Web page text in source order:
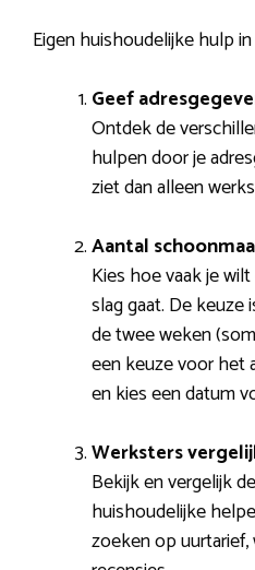
Eigen huishoudelijke hulp
Geef
Ontdek de
hulpen door je
ziet dan alleen
Aantal
Kies hoe vaak je
slag gaat. De
de twee weken
een keuze voor het
en kies een datum
Werksters
Bekijk en vergelijk
huishoudelijke
zoeken op